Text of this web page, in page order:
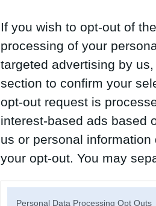
If you wish to opt-out of
processing of your
targeted advertising by
section to confirm your
opt-out request is
interest-based ads based
us or personal
your opt-out. You may
Personal Data Processing Opt Outs